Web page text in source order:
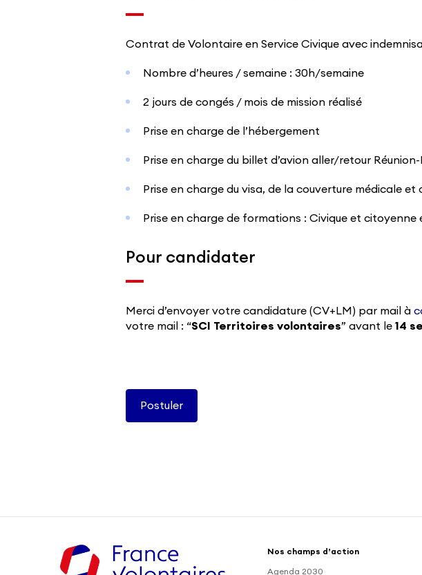
Contrat de Volontaire en Service Civique avec
Nombre d’heures / semaine : 30h/semaine
2 jours de congés / mois de mission réalisé
Prise en charge de l’hébergement
Prise en charge du billet d’avion aller/retour
Prise en charge du visa, de la couverture médicale
Prise en charge de formations : Civique et citoyenne
Pour candidater
Merci d’envoyer votre candidature (CV+LM) par mail à
votre mail : “SCI Territoires volontaires” avant le 14
Nos champs d’action
Agenda 2030